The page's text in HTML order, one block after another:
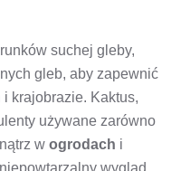
suchej gleby,
gleb, aby zapewnić
krajobrazie. Kaktus,
używane zarówno
w ogrodach i
wygląd.